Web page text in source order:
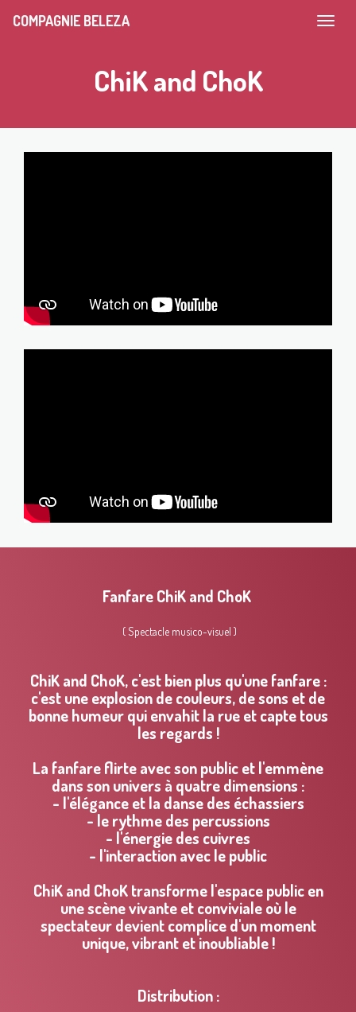
COMPAGNIE BELEZA
ChiK and ChoK
Fanfare ChiK and ChoK
( Spectacle musico-visuel )
ChiK and ChoK, c'est bien plus qu'une fanfare :
c'est une explosion de couleurs, de sons et de
bonne humeur qui envahit la rue et capte tous
les regards !
La fanfare flirte avec son public et l'emmène
dans son univers à quatre dimensions :
- l'élégance et la danse des échassiers
- le rythme des percussions
- l'énergie des cuivres
- l'interaction avec le public
ChiK and ChoK transforme l'espace public en
une scène vivante et conviviale où le
spectateur devient complice d'un moment
unique, vibrant et inoubliable !
Distribution :